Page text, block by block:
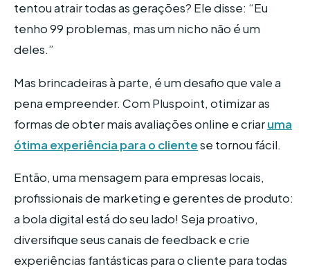
tentou atrair todas as gerações? Ele disse: “Eu
tenho 99 problemas, mas um nicho não é um
deles.”
Mas brincadeiras à parte, é um desafio que vale a
pena empreender. Com Pluspoint, otimizar as
formas de obter mais avaliações online e criaruma
ótima experiência para o clientese tornou fácil.
Então, uma mensagem para empresas locais,
profissionais de marketing e gerentes de produto:
a bola digital está do seu lado! Seja proativo,
diversifique seus canais de feedback e crie
experiências fantásticas para o cliente para todas